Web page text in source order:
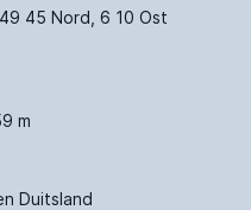
49 45 Nord, 6 10 Ost
m
Duitsland